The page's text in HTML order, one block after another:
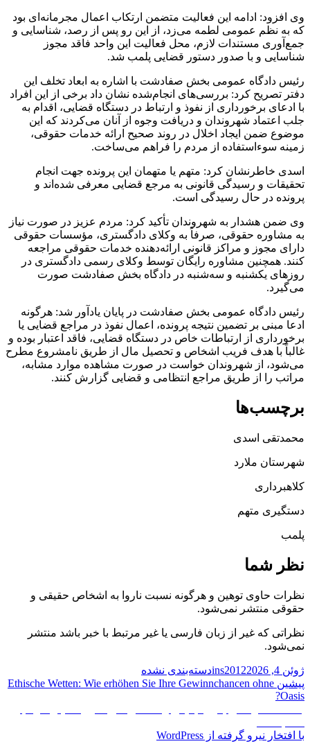
وی افزود: ادامه این فعالیت متضمن ارتکاب اعمال مجرمانه‌ای بود
که به نظم عمومی لطمه می‌زد، از این رو پس از رصد، شناسایی و
جمع‌آوری مستندات لازم، محل فعالیت این واحد فاقد مجوز
شناسایی و با صدور دستور قضایی پلمب شد.
رئیس دادگاه عمومی بخش صفادشت با اشاره به ابعاد تخلف این
دفتر تصریح کرد: بررسی‌های انجام‌شده نشان داد برخی از این افراد
با ادعای برخورداری از نفوذ و ارتباط در دستگاه قضایی، اقدام به
جلب اعتماد شهروندان و دریافت وجوه از آنان می‌کردند که این
موضوع ضمن ایجاد اخلال در روند صحیح ارائه خدمات حقوقی،
زمینه سوءاستفاده از مردم را فراهم می‌ساخت.
اسدی خاطرنشان کرد: متهم یا متهمان این پرونده جهت انجام
تحقیقات و رسیدگی قانونی به مرجع قضایی معرفی شده‌اند و
پرونده در حال رسیدگی است.
وی ضمن هشدار به شهروندان تأکید کرد: مردم عزیز در صورت نیاز
به مشاوره حقوقی، صرفاً به وکلای دادگستری، مؤسسات حقوقی
دارای مجوز و مراکز قانونی ارائه‌دهنده خدمات حقوقی مراجعه
کنند. همچنین مشاوره رایگان توسط وکلای رسمی دادگستری در
روزهای یکشنبه و سه‌شنبه در دادگاه بخش صفادشت صورت
می‌گیرد.
رئیس دادگاه عمومی بخش صفادشت در پایان یادآور شد: هرگونه
ادعا مبنی بر تضمین نتیجه پرونده، اعمال نفوذ در مراجع قضایی یا
برخورداری از ارتباطات خاص در دستگاه قضایی، فاقد اعتبار بوده و
غالباً با هدف فریب اشخاص و تحصیل مال از طریق نامشروع مطرح
می‌شود، از شهروندان خواست در صورت مشاهده موارد مشابه،
مراتب را از طریق مراجع انتظامی و قضایی گزارش کنند.
برچسب‌ها
محمدتقی اسدی
شهرستان ملارد
کلاهبرداری
دستگیری متهم
پلمب
نظر شما
نظرات حاوی توهین و هرگونه نسبت ناروا به اشخاص حقیقی و
حقوقی منتشر نمی‌شود.
نظراتی که غیر از زبان فارسی یا غیر مرتبط با خبر باشد منتشر
نمی‌شود.
ارسال
شده
در
ژوئن 4, 2026 نویسنده
ins2012دسته‌ها
دسته‌بندی نشده
راهبری
نوشته
پیشین نوشته
Ethische Wetten: Wie erhöhen Sie Ihre Gewinnchancen ohne
Oasis?
با افتخار نیرو گرفته از WordPress